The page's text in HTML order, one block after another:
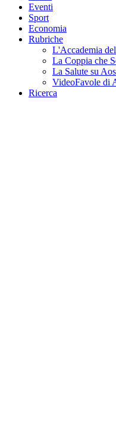
Eventi
Sport
Economia
Rubriche
L'Accademia
La Coppia che
La Salute su
VideoFavole di
Ricerca